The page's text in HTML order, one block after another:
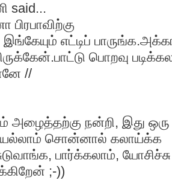
said...
பிரபாவிற்கு
எட்டிப்
பொறவு
//
அழைத்தற்கு நன்றி, இது ஒரு
சொன்னால் கலாய்க்க
பார்க்கலாம், யோசிச்சு
;-))